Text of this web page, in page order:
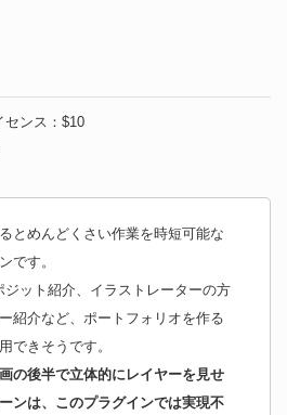
センス：$10
とめんどくさい作業を時短可能な
です。
ジット紹介、イラストレーターの方
紹介など、ポートフォリオを作る
できそうです。
の後半で立体的にレイヤーを見せ
ンは、このプラグインでは実現不